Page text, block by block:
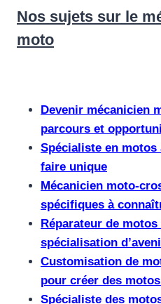
Nos sujets sur le
moto
Devenir mécanicien
parcours et
Spécialiste en
faire unique
Mécanicien moto-
spécifiques à
Réparateur de
spécialisation
Customisation de
pour créer des
Spécialiste des